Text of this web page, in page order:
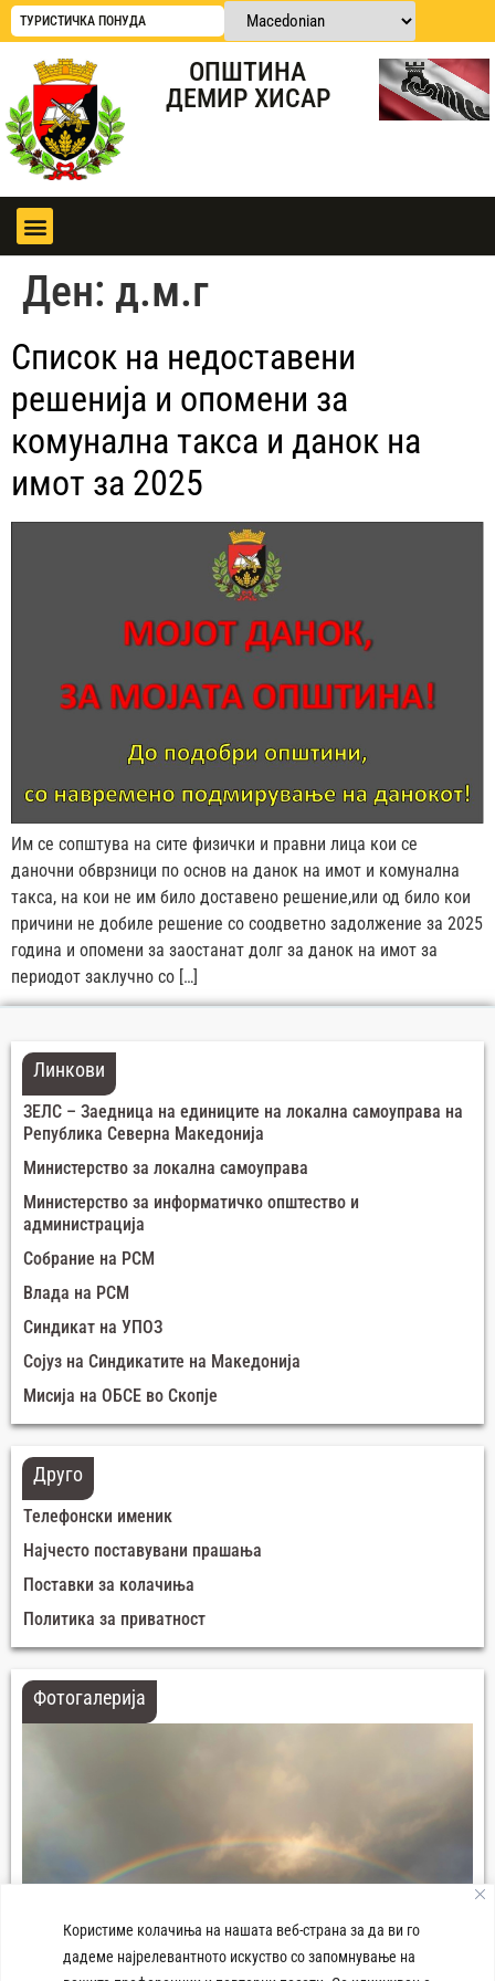
Користиме колачиња на нашата веб-страна за да ви го
дадеме најрелевантното искуство со запомнување на
ТУРИСТИЧКА ПОНУДА
ОПШТИНА
ДЕМИР ХИСАР
Ден: д.м.г
Список на недоставени
решенија и опомени за
комунална такса и данок на
имот за 2025
Им се сопштува на сите физички и правни лица кои се
даночни обврзници по основ на данок на имот и комунална
такса, на кои не им било доставено решение,или од било кои
причини не добиле решение со соодветно задолжение за 2025
година и опомени за заостанат долг за данок на имот за
периодот заклучно со […]
Линкови
ЗЕЛС – Заедница на единиците на локална самоуправа на
Република Северна Македонија
Министерство за локална самоуправа
Министерство за информатичко општество и
администрација
Собрание на РСМ
Влада на РСМ
Синдикат на УПОЗ
Сојуз на Синдикатите на Македонија
Мисија на ОБСЕ во Скопје
Друго
Телефонски именик
Најчесто поставувани прашања
Поставки за колачиња
Политика за приватност
Фотогалерија